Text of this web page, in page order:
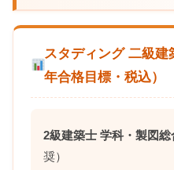
スタディング 二級建
年合格目標・税込）
2級建築士 学科・製図総
奨）